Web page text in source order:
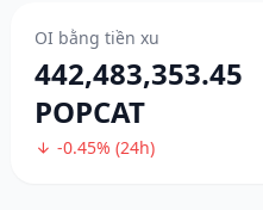
OI bằng tiền xu
442,483,353.45
POPCAT
-0.45% (24h)